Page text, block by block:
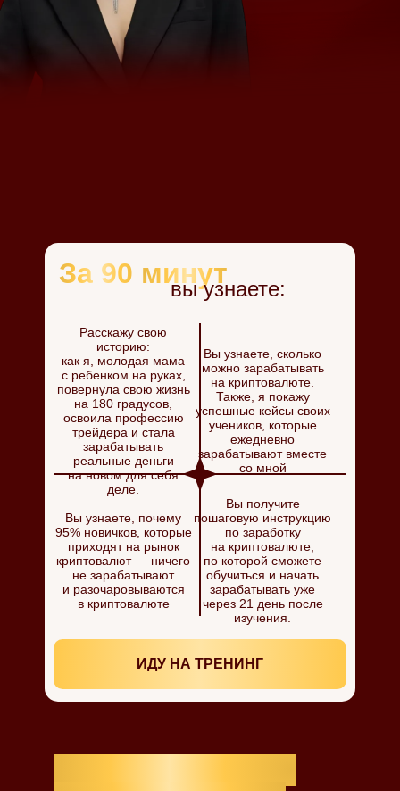
За 90 минутвы узнаете:
Расскажу свою
историю:
как я, молодая мама
с ребенком на руках,
повернула свою жизнь
на 180 градусов,
освоила профессию
трейдера и стала
зарабатывать
реальные деньги
на новом для себя
деле.
Вы узнаете, сколько
можно зарабатывать
на криптовалюте.
Также, я покажу
успешные кейсы своих
учеников, которые
ежедневно
зарабатывают вместе
со мной
Вы узнаете, почему
95% новичков, которые
приходят на рынок
криптовалют — ничего
не зарабатывают
и разочаровываются
в криптовалюте
Вы получите
пошаговую инструкцию
по заработку
на криптовалюте,
по которой сможете
обучиться и начать
зарабатывать уже
через 21 день после
изучения.
ИДУ НА ТРЕНИНГ